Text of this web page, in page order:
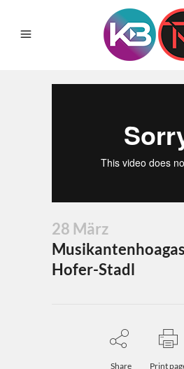
28 März
Hofer-Stadl
Share Print